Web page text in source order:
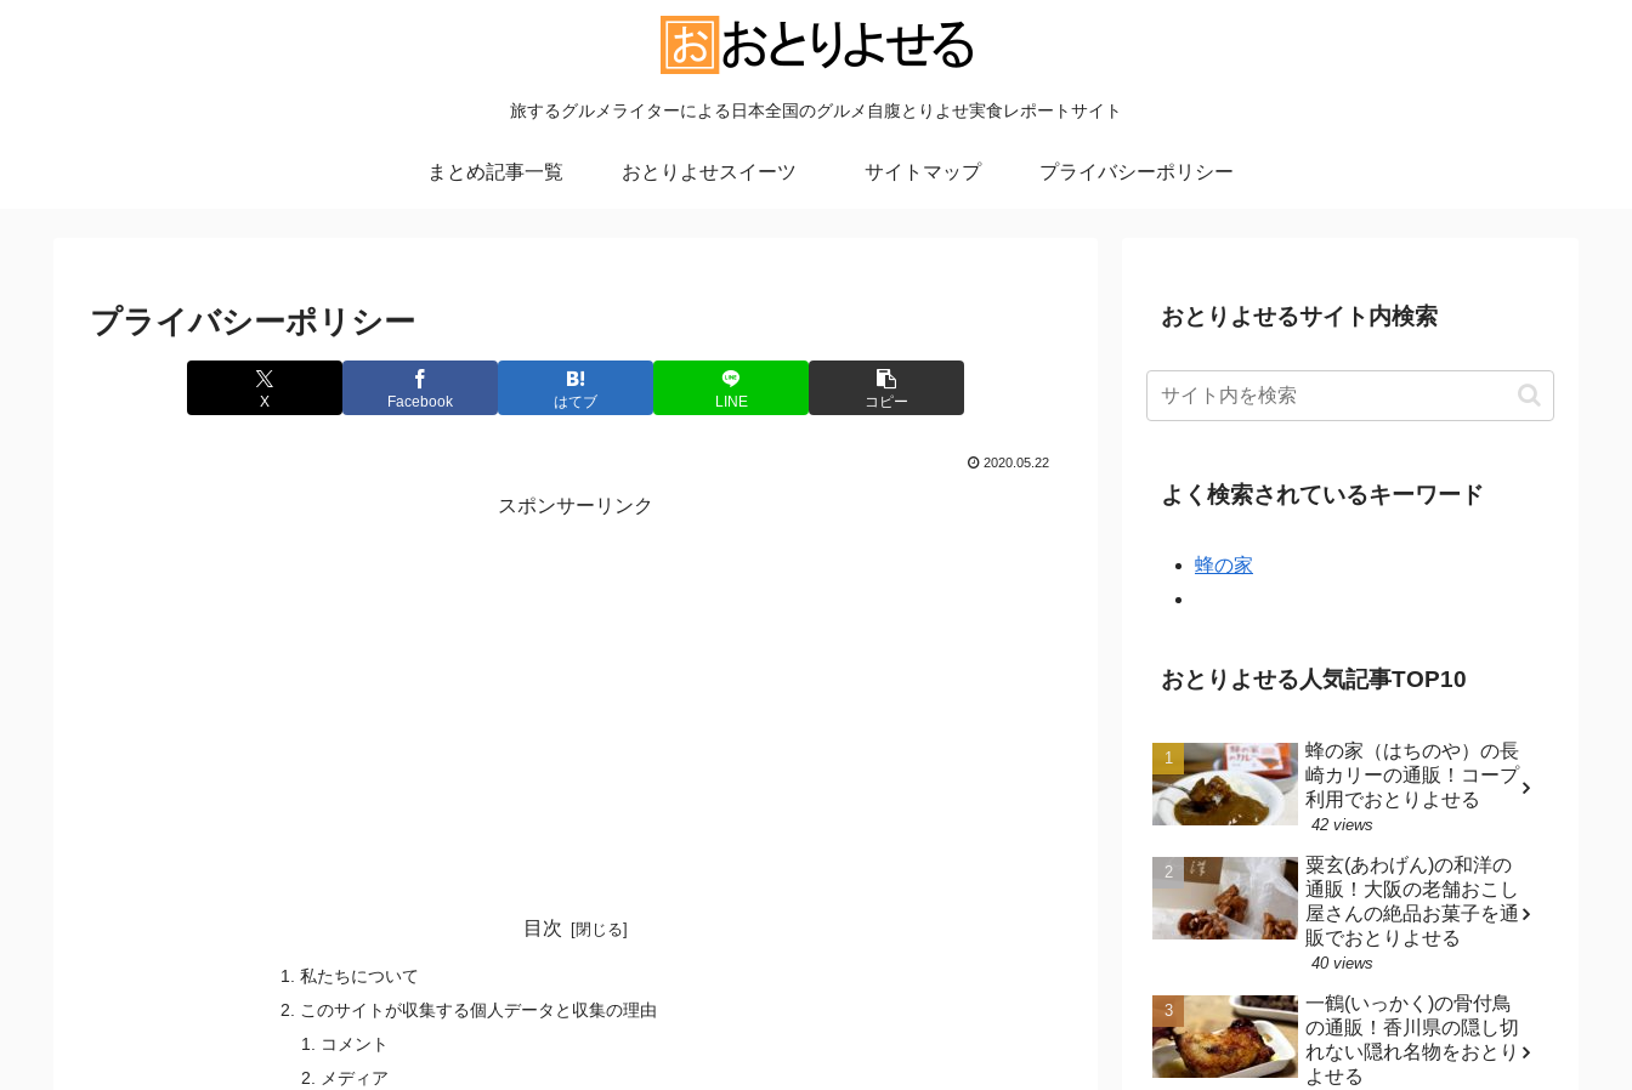
旅するグルメライターによる日本全国のグルメ自腹とりよせ実食レポートサイト
まとめ記事一覧 おとりよせスイーツ サイトマップ プライバシーポリシー
プライバシーポリシー
X Facebook はてブ LINE コピー
2020.05.22
スポンサーリンク
目次
私たちについて
このサイトが収集する個人データと収集の理由
コメント
メディア
おとりよせるサイト内検索
よく検索されているキーワード
蜂の家
おとりよせる人気記事TOP10
蜂の家（はちのや）の長
崎カリーの通販！コープ
利用でおとりよせる
42 views
粟玄(あわげん)の和洋の
通販！大阪の老舗おこし
屋さんの絶品お菓子を通
販でおとりよせる
40 views
一鶴(いっかく)の骨付鳥
の通販！香川県の隠し切
れない隠れ名物をおとり
よせる